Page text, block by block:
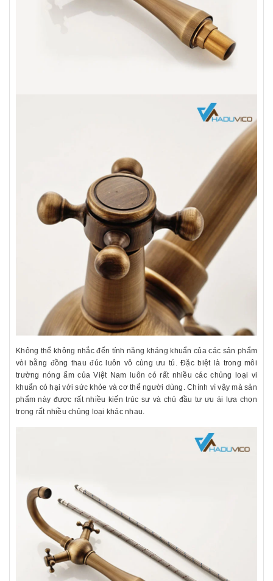
Không thể không nhắc đến tính năng kháng khuẩn của các sản phẩm
vòi bằng đồng thau đúc luôn vô cùng ưu tú. Đặc biệt là trong môi
trường nóng ẩm của Việt Nam luôn có rất nhiều các chủng loại vi
khuẩn có hại với sức khỏe và cơ thể người dùng. Chính vì vậy mà sản
phẩm này được rất nhiều kiến trúc sư và chủ đầu tư ưu ái lựa chọn
trong rất nhiều chủng loại khác nhau.